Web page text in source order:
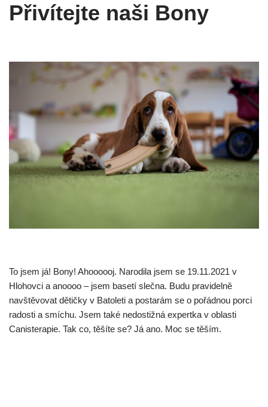
Přivítejte naši Bony
To jsem já! Bony! Ahoooooj. Narodila jsem se 19.11.2021 v
Hlohovci a anoooo – jsem basetí slečna. Budu pravidelně
navštěvovat dětičky v Batoleti a postarám se o pořádnou porci
radosti a smíchu. Jsem také nedostižná expertka v oblasti
Canisterapie. Tak co, těšíte se? Já ano. Moc se těším.